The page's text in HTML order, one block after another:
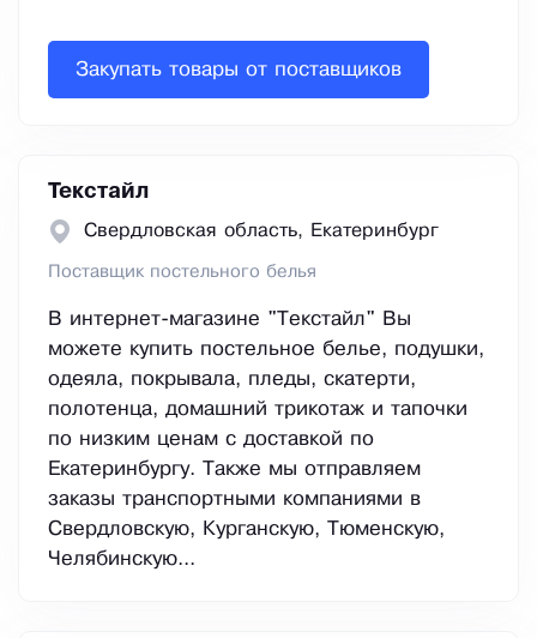
Закупать товары от поставщиков
Текстайл
Свердловская область, Екатеринбург
Поставщик постельного белья
В интернет-магазине "Текстайл" Вы
можете купить постельное белье, подушки,
одеяла, покрывала, пледы, скатерти,
полотенца, домашний трикотаж и тапочки
по низким ценам с доставкой по
Екатеринбургу. Также мы отправляем
заказы транспортными компаниями в
Свердловскую, Курганскую, Тюменскую,
Челябинскую...